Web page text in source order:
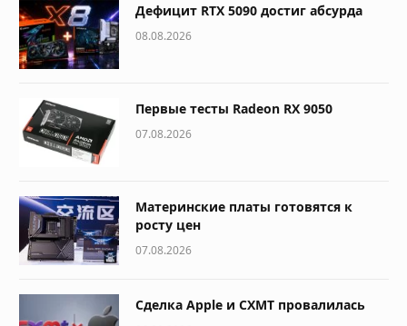
Дефицит RTX 5090 достиг абсурда
08.08.2026
Первые тесты Radeon RX 9050
07.08.2026
Материнские платы готовятся к
росту цен
07.08.2026
Сделка Apple и CXMT провалилась